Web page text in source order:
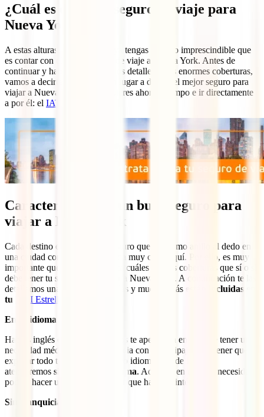
¿Cuál es el mejor seguro de viaje para
Nueva York?
A estas alturas, posiblemente ya tengas claro lo imprescindible que
es contar con el mejor seguro de viaje a Nueva York. Antes de
continuar y hablarte de todos los detalles y sus enormes coberturas,
vamos a decirte ya cuál es, sin lugar a dudas, el mejor seguro para
viajar a Nueva York, por si quieres ahorrar tiempo e ir directamente
a por él: el IATI Estrella
Características de un buen seguro para
viajar a Nueva York
Cada destino es mundo y el seguro que iría como anillo al dedo en
una ciudad como París, se queda muy corto aquí. Por ello, es muy
importante que tengas en cuenta cuáles son las coberturas que sí o sí
debe tener tu seguro para viajar a Nueva York. A continuación te las
detallamos una a una. Todas ellas y muchas más
están incluidas en
tu
IATI Estrella
En tu idioma
Hables inglés o no, lo que menos te apetecería en caso de tener una
necesidad médica o una incidencia con tu equipaje sería tener que
explicar todo tu problema en otro idioma. Desde IATI te
atenderemos siempre en tu idioma. Además, en caso de necesidad
podrás hacer uso de un traductor que haga de intérprete.
Sin franquicia